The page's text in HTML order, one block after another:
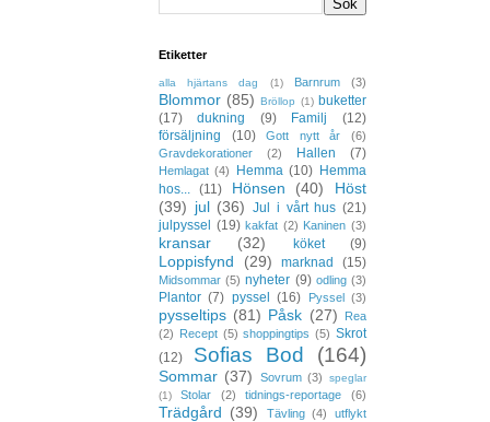
Etiketter
alla hjärtans dag (1) Barnrum (3)
Blommor (85) Bröllop (1) buketter
(17)
dukning (9) Familj
(12)
försäljning
(10) Gott nytt år
(6)
Gravdekorationer
(2) Hallen (7)
Hemlagat (4) Hemma (10) Hemma
hos...
(11) Hönsen (40)
Höst
(39) jul (36) Jul i vårt hus (21)
julpyssel
(19) kakfat (2) Kaninen (3)
kransar (32) köket (9)
Loppisfynd (29) marknad (15)
Midsommar (5) nyheter (9) odling (3)
Plantor (7) pyssel (16) Pyssel (3)
pysseltips (81) Påsk (27)
Rea
(2) Recept (5) shoppingtips (5) Skrot
(12)
Sofias Bod (164)
Sommar (37) Sovrum (3)
speglar
(1)
Stolar (2) tidnings-reportage (6)
Trädgård (39) Tävling (4)
utflykt